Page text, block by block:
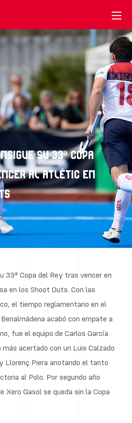
SU 33ª COPA
AL ATLÈTIC EN
33ª Copa del Rey tras vencer en
en los Shoot Outs. Con las
el tiempo reglamentario en el
acabó con empate a
fue el equipo de Carlos García
acertado con un Luis Calzado
Llorenç Piera anotando el tanto
al Polo. Por segundo año
Xero Gasol se queda sin la Copa